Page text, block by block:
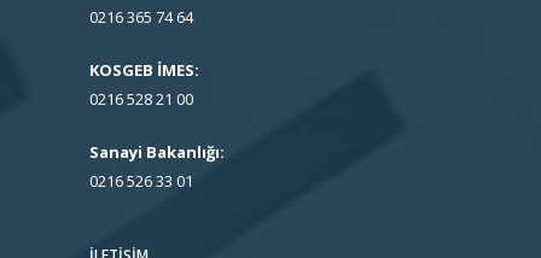
0216 365 74 64
KOSGEB İMES:
0216 528 21 00
Sanayi Bakanlığı:
0216 526 33 01